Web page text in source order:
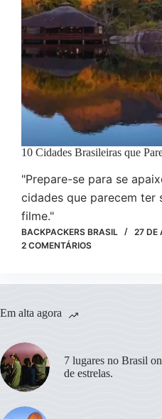
10 Cidades Brasileiras que
"Prepare-se para se
cidades que parecem ter
filme."
BACKPACKERS BRASIL
27 DE
2 COMENTÁRIOS
Em alta agora
7 lugares no Brasil
de estrelas.